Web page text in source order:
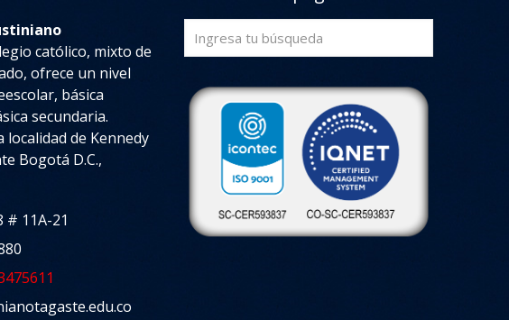
católico, mixto de
ofrece un nivel
básica
secundaria.
localidad de Kennedy
Bogotá D.C.,
# 11A-21